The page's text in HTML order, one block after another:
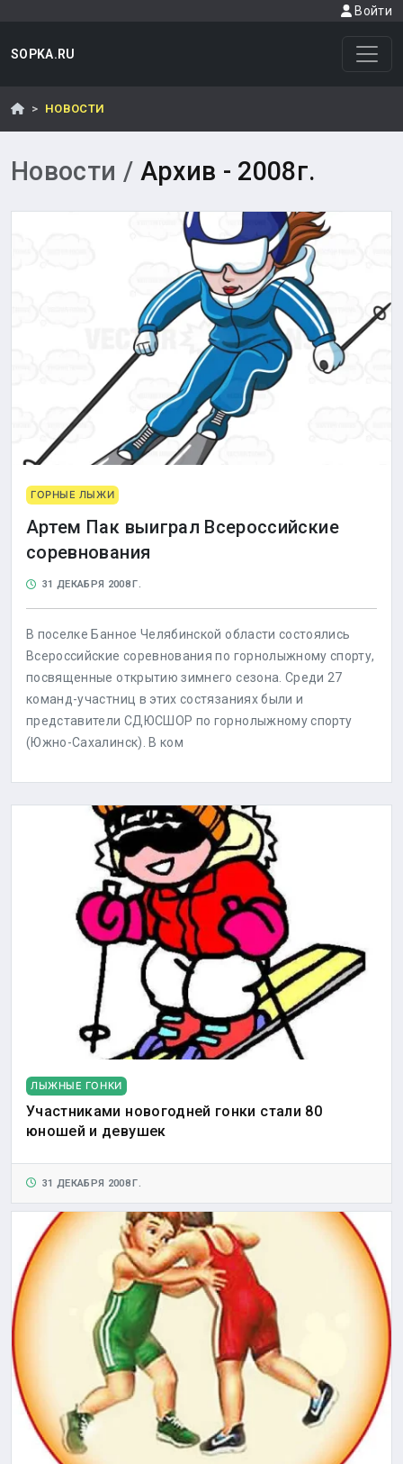
Войти
SOPKA.RU
НОВОСТИ
Новости / Архив - 2008г.
ГОРНЫЕ ЛЫЖИ
Артем Пак выиграл Всероссийские
соревнования
31 ДЕКАБРЯ 2008 Г.
В поселке Банное Челябинской области состоялись
Всероссийские соревнования по горнолыжному спорту,
посвященные открытию зимнего сезона. Среди 27
команд-участниц в этих состязаниях были и
представители СДЮСШОР по горнолыжному спорту
(Южно-Сахалинск). В ком
ЛЫЖНЫЕ ГОНКИ
Участниками новогодней гонки стали 80
юношей и девушек
31 ДЕКАБРЯ 2008 Г.